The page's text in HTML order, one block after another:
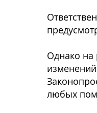
Однако на
любых